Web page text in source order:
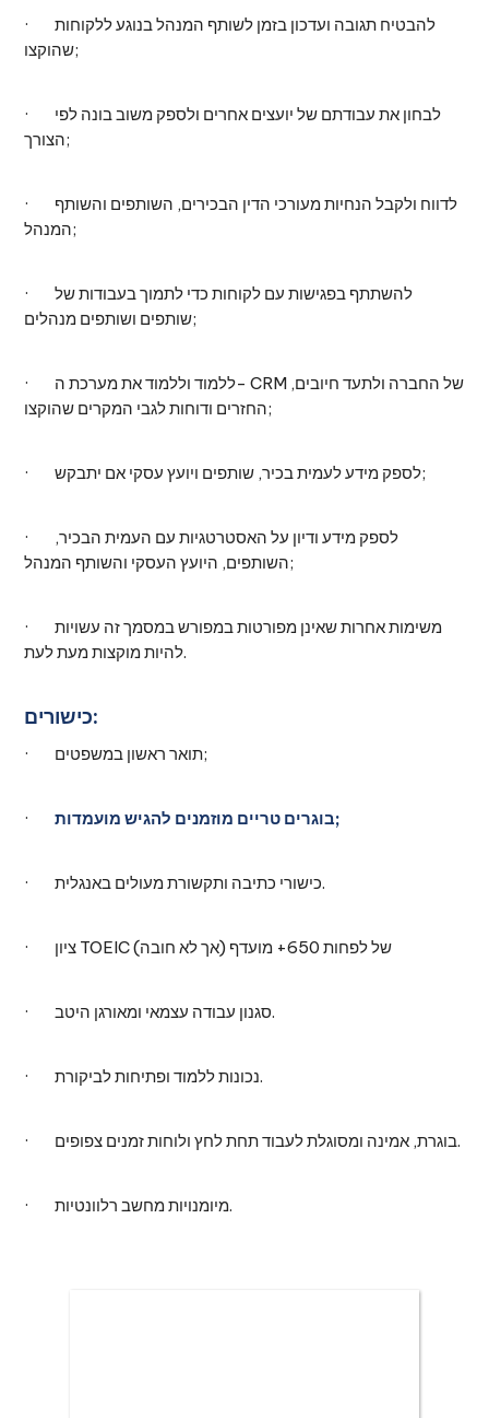
· להבטיח תגובה ועדכון בזמן לשותף המנהל בנוגע ללקוחות
שהוקצו;
· לבחון את עבודתם של יועצים אחרים ולספק משוב בונה לפי
הצורך;
· לדווח ולקבל הנחיות מעורכי הדין הבכירים, השותפים והשותף
המנהל;
· להשתתף בפגישות עם לקוחות כדי לתמוך בעבודות של
שותפים ושותפים מנהלים;
· ללמוד וללמוד את מערכת ה- CRM של החברה ולתעד חיובים,
החזרים ודוחות לגבי המקרים שהוקצו;
· לספק מידע לעמית בכיר, שותפים ויועץ עסקי אם יתבקש;
· לספק מידע ודיון על האסטרטגיות עם העמית הבכיר,
השותפים, היועץ העסקי והשותף המנהל;
· משימות אחרות שאינן מפורטות במפורש במסמך זה עשויות
להיות מוקצות מעת לעת.
כישורים:
· תואר ראשון במשפטים;
· בוגרים טריים מוזמנים להגיש מועמדות;
· כישורי כתיבה ותקשורת מעולים באנגלית.
· ציון TOEIC של לפחות 650+ מועדף (אך לא חובה)
· סגנון עבודה עצמאי ומאורגן היטב.
· נכונות ללמוד ופתיחות לביקורת.
· בוגרת, אמינה ומסוגלת לעבוד תחת לחץ ולוחות זמנים צפופים.
· מיומנויות מחשב רלוונטיות.